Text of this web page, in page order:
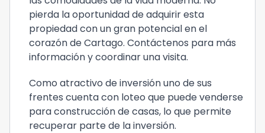
pierda la oportunidad de adquirir esta
propiedad con un gran potencial en el
corazón de Cartago. Contáctenos para más
información y coordinar una visita.
Como atractivo de inversión uno de sus
frentes cuenta con loteo que puede venderse
para construcción de casas, lo que permite
recuperar parte de la inversión.